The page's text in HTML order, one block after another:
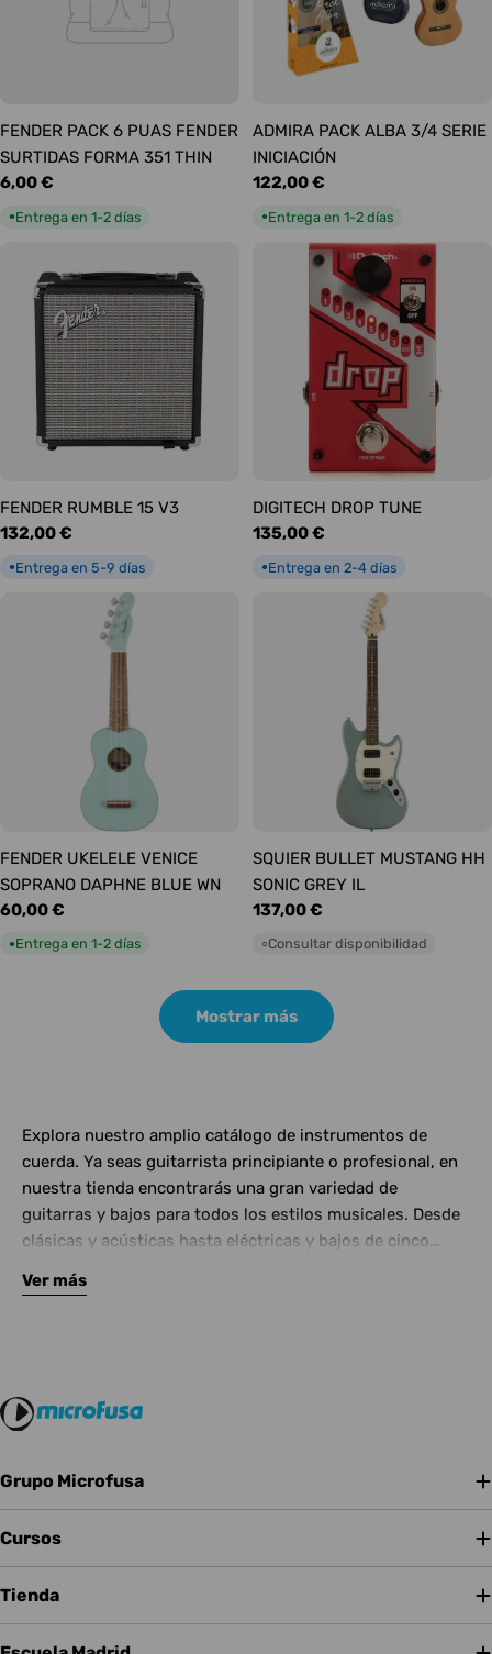
FENDER PACK 6 PUAS FENDER
SURTIDAS FORMA 351 THIN
Precio
6,00 €
●Entrega en 1-2 días
ADMIRA PACK ALBA 3/4 SERIE
INICIACIÓN
Precio
122,00 €
●Entrega en 1-2 días
FENDER RUMBLE 15 V3
Precio
132,00 €
●Entrega en 5-9 días
DIGITECH DROP TUNE
Precio
135,00 €
●Entrega en 2-4 días
FENDER UKELELE VENICE
SOPRANO DAPHNE BLUE WN
Precio
habitual
60,00 €
●Entrega en 1-2 días
SQUIER BULLET MUSTANG HH
SONIC GREY IL
Precio
habitual
137,00 €
○Consultar disponibilidad
Mostrar más
Explora nuestro amplio catálogo de instrumentos de
cuerda. Ya seas guitarrista principiante o profesional, en
nuestra tienda encontrarás una gran variedad de
guitarras y bajos para todos los estilos musicales. Desde
clásicas y acústicas hasta eléctricas y bajos de cinco
Complementa tu instrumento con amplificadores de
Ver más
Grupo Microfusa
Cursos
Tienda